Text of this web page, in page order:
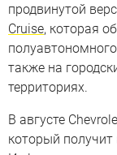
продвинутой
Cruise, которая
также на
территориях.
В августе
который